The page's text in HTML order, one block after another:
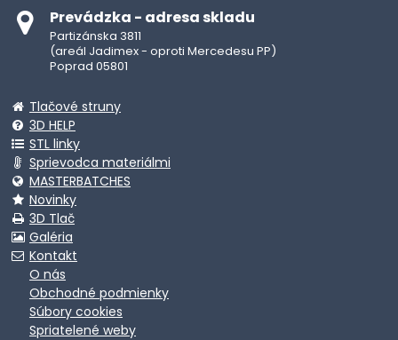
Prevádzka - adresa skladu
Partizánska 3811
(areál Jadimex - oproti Mercedesu PP)
Poprad 05801
Tlačové struny
3D HELP
STL linky
Sprievodca materiálmi
MASTERBATCHES
Novinky
3D Tlač
Galéria
Kontakt
O nás
Obchodné podmienky
Súbory cookies
Spriatelené weby